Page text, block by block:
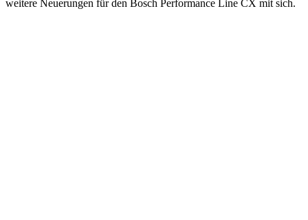
weitere Neuerungen für den Bosch Performance Line CX mit sich.